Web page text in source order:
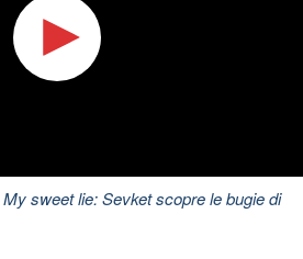
sweet lie: Sevket scopre le bugie di